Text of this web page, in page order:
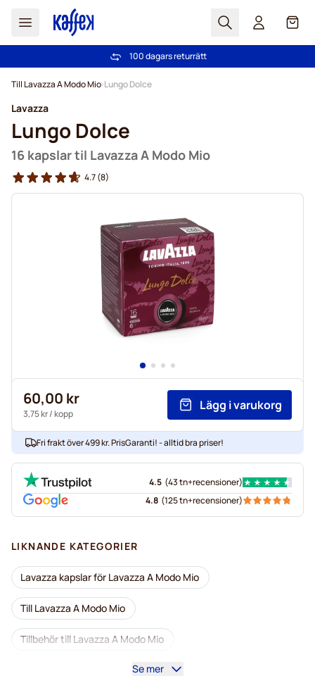
Sök Cart
Fri frakt över 499 kr
100 dagars returrätt
Till Lavazza A Modo Mio Lungo Dolce
Lavazza
Lungo Dolce
16 kapslar til Lavazza A Modo Mio
4.7(8)
60,00 kr
3,75 kr/ kopp
Lägg i varukorg
Fri frakt över 499 kr. PrisGaranti! - alltid bra priser!
4.5 (43 tn+recensioner)
4.8 (125 tn+recensioner)
LIKNANDE KATEGORIER
Lavazza kapslar för Lavazza A Modo Mio
Till Lavazza A Modo Mio
Tillbehör till Lavazza A Modo Mio
Lavazza-kaffekapslar för Lavazza A Modo Mio
Se mer